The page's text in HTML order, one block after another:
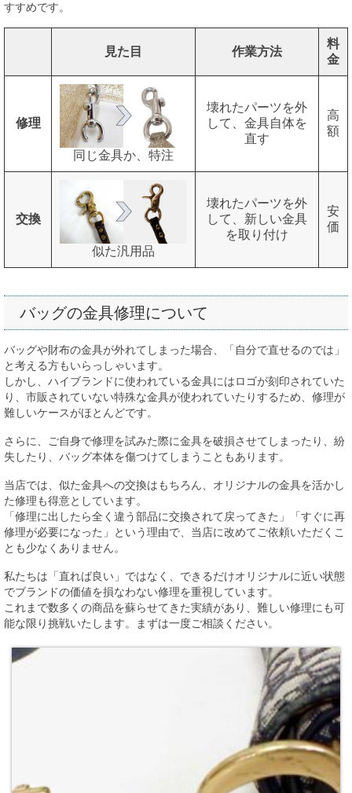
すすめです。
見た目 作業方法
料
金
修理
同じ金具か、特注
壊れたパーツを外
して、金具自体を
直す
高
額
交換
似た汎用品
壊れたパーツを外
して、新しい金具
を取り付け
安
価
バッグの金具修理について
バッグや財布の金具が外れてしまった場合、「自分で直せるのでは」
と考える方もいらっしゃいます。
しかし、ハイブランドに使われている金具にはロゴが刻印されていた
り、市販されていない特殊な金具が使われていたりするため、修理が
難しいケースがほとんどです。
さらに、ご自身で修理を試みた際に金具を破損させてしまったり、紛
失したり、バッグ本体を傷つけてしまうこともあります。
当店では、似た金具への交換はもちろん、オリジナルの金具を活かし
た修理も得意としています。
「修理に出したら全く違う部品に交換されて戻ってきた」「すぐに再
修理が必要になった」という理由で、当店に改めてご依頼いただくこ
とも少なくありません。
私たちは「直れば良い」ではなく、できるだけオリジナルに近い状態
でブランドの価値を損なわない修理を重視しています。
これまで数多くの商品を蘇らせてきた実績があり、難しい修理にも可
能な限り挑戦いたします。まずは一度ご相談ください。